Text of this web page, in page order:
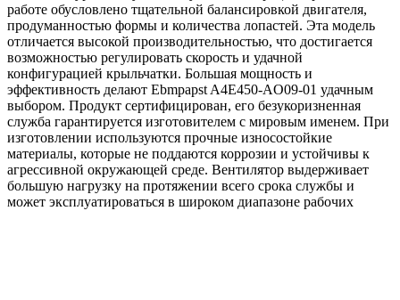
работе обусловлено тщательной балансировкой двигателя,
продуманностью формы и количества лопастей. Эта модель
отличается высокой производительностью, что достигается
возможностью регулировать скорость и удачной
конфигурацией крыльчатки. Большая мощность и
эффективность делают Ebmpapst A4E450-AO09-01 удачным
выбором. Продукт сертифицирован, его безукоризненная
служба гарантируется изготовителем с мировым именем. При
изготовлении используются прочные износостойкие
материалы, которые не поддаются коррозии и устойчивы к
агрессивной окружающей среде. Вентилятор выдерживает
большую нагрузку на протяжении всего срока службы и
может эксплуатироваться в широком диапазоне рабочих